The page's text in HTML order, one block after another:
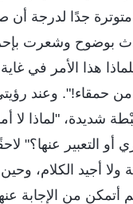
متوترة جدًا لدرجة
بوضوح وشعرت
هذا الأمر في
حمقاء!". وعند
شديدة، "لماذا لا
التعبير عنها؟"
ولا أجيد الكلام،
أتمكن من الإجابة